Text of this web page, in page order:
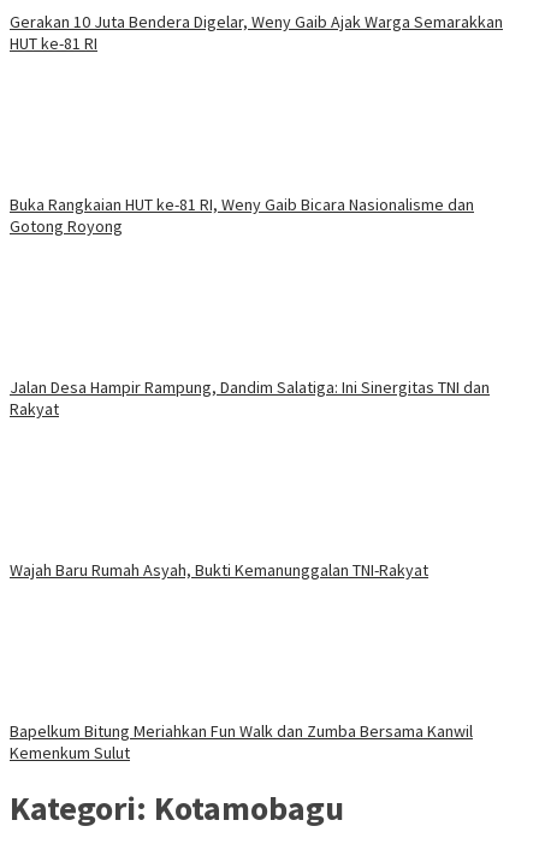
Gerakan 10 Juta Bendera Digelar, Weny Gaib Ajak Warga Semarakkan
HUT ke-81 RI
Buka Rangkaian HUT ke-81 RI, Weny Gaib Bicara Nasionalisme dan
Gotong Royong
Jalan Desa Hampir Rampung, Dandim Salatiga: Ini Sinergitas TNI dan
Rakyat
Wajah Baru Rumah Asyah, Bukti Kemanunggalan TNI-Rakyat
Bapelkum Bitung Meriahkan Fun Walk dan Zumba Bersama Kanwil
Kemenkum Sulut
Kategori: Kotamobagu